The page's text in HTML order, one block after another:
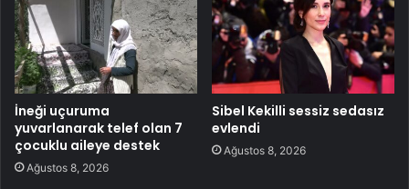
İneği uçuruma
yuvarlanarak telef olan 7
çocuklu aileye destek
Ağustos 8, 2026
Sibel Kekilli sessiz sedasız
evlendi
Ağustos 8, 2026